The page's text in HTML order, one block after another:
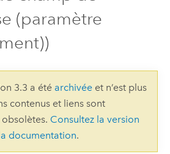
(paramètre
3.3 a été archivéeet n’est plus
contenus et liens sont
obsolètes. Consultez la version
documentation.